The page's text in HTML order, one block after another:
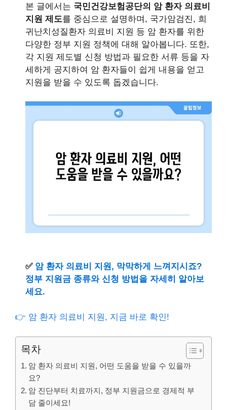
본 글에서는 국민건강보험공단의 암 환자 의료비
지원 제도를 중심으로 설명하며, 국가암검진, 희
귀난치성질환자 의료비 지원 등 암 환자를 위한
다양한 정부 지원 정책에 대해 알아봅니다. 또한,
각 지원 제도별 신청 방법과 필요한 서류 등을 자
세하게 공지하여 암 환자들이 쉽게 내용을 얻고
지원을 받을 수 있도록 돕겠습니다.
✅ 암 환자 의료비 지원, 막막하게 느껴지시죠?
정부 지원금 종류와 신청 방법을 자세히 알아보
세요.
👉 암 환자 의료비 지원, 지금 바로 확인!
목차
암 환자 의료비 지원, 어떤 도움을 받을 수 있을까
요?
암 진단부터 치료까지, 정부 지원금으로 경제적 부
담 줄이세요!